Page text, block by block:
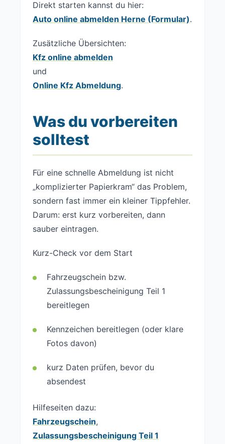
Direkt starten kannst du hier:
Auto online abmelden Herne (Formular).
Zusätzliche Übersichten:
Kfz online abmelden
und
Online Kfz Abmeldung.
Was du vorbereiten
solltest
Für eine schnelle Abmeldung ist nicht
„komplizierter Papierkram“ das Problem,
sondern fast immer ein kleiner Tippfehler.
Darum: erst kurz vorbereiten, dann
sauber eintragen.
Kurz-Check vor dem Start
Fahrzeugschein bzw.
Zulassungsbescheinigung Teil 1
bereitlegen
Kennzeichen bereitlegen (oder klare
Fotos davon)
kurz Daten prüfen, bevor du
absendest
Hilfeseiten dazu:
Fahrzeugschein,
Zulassungsbescheinigung Teil 1